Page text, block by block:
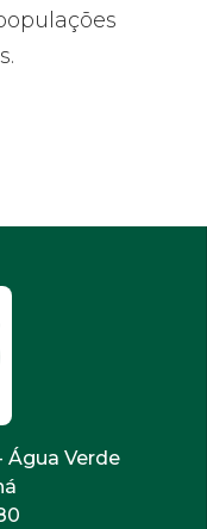
Água Verde